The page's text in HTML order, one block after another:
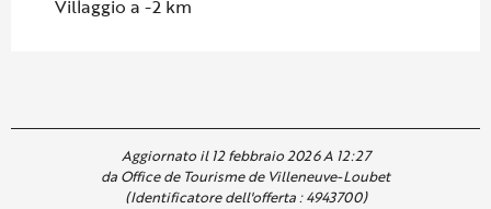
Villaggio a -2 km
Aggiornato il 12 febbraio 2026 A 12:27
da Office de Tourisme de Villeneuve-Loubet
(Identificatore dell'offerta :4943700)